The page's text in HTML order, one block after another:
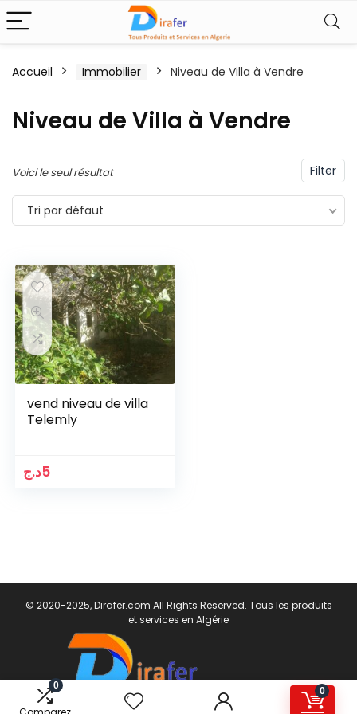
0
0
Accueil Immobilier Niveau de Villa à Vendre
Niveau de Villa à Vendre
Filter
Voici le seul résultat
Tri par défaut
vend niveau de villa
Telemly
5د.ج
© 2020-2025, Dirafer.com All Rights Reserved. Tous les produits
et services en Algérie